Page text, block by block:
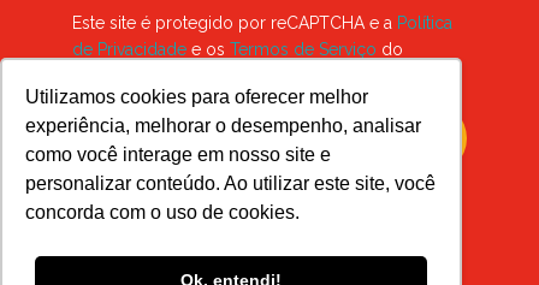
Utilizamos cookies para oferecer melhor
experiência, melhorar o desempenho, analisar
como você interage em nosso site e
personalizar conteúdo. Ao utilizar este site, você
concorda com o uso de cookies.
Ok, entendi!
Este site é protegido por reCAPTCHA e a Política
de Privacidade e os Termos de Serviço do
acesse os 145 ted talks
Prometemos não utilizar suas informações de contato para